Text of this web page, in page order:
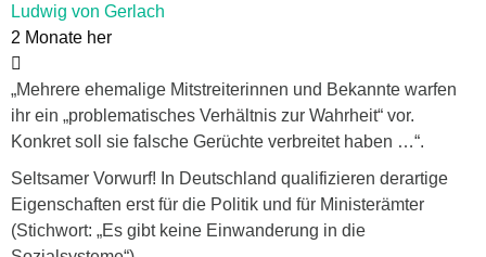
Ludwig von Gerlach
2 Monate her
„Mehrere ehemalige Mitstreiterinnen und Bekannte warfen
ihr ein „problematisches Verhältnis zur Wahrheit“ vor.
Konkret soll sie falsche Gerüchte verbreitet haben …“.
Seltsamer Vorwurf! In Deutschland qualifizieren derartige
Eigenschaften erst für die Politik und für Ministerämter
(Stichwort: „Es gibt keine Einwanderung in die